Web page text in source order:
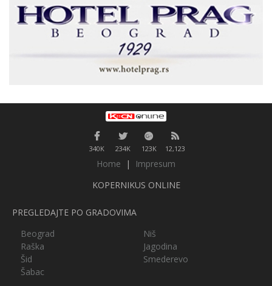
340K 234K 123K 12,123
Home |
Impresum
KOPERNIKUS ONLINE
PREGLEDAJTE PO GRADOVIMA
Beograd
Niš
Raška
Jagodina
Šid
Smederevo
Šabac